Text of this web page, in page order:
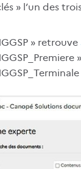
» l’un des
» retrouve